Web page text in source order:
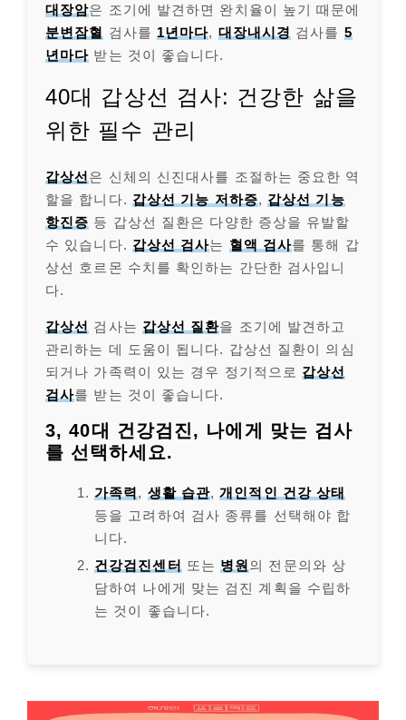
대장암은 조기에 발견하면 완치율이 높기 때문에
분변잠혈 검사를 1년마다, 대장내시경 검사를 5
년마다 받는 것이 좋습니다.
40대 갑상선 검사: 건강한 삶을
위한 필수 관리
갑상선 은 신체의 신진대사를 조절하는 중요한 역
할을 합니다. 갑상선 기능 저하증, 갑상선 기능
항진증 등 갑상선 질환은 다양한 증상을 유발할
수 있습니다. 갑상선 검사는 혈액 검사를 통해 갑
상선 호르몬 수치를 확인하는 간단한 검사입니
다.
갑상선 검사는 갑상선 질환을 조기에 발견하고
관리하는 데 도움이 됩니다. 갑상선 질환이 의심
되거나 가족력이 있는 경우 정기적으로 갑상선
검사를 받는 것이 좋습니다.
3, 40대 건강검진, 나에게 맞는 검사
를 선택하세요.
가족력 , 생활 습관,개인적인 건강 상태
등을 고려하여 검사 종류를 선택해야 합
니다.
건강검진센터 또는 병원 의 전문의와 상
담하여 나에게 맞는 검진 계획을 수립하
는 것이 좋습니다.